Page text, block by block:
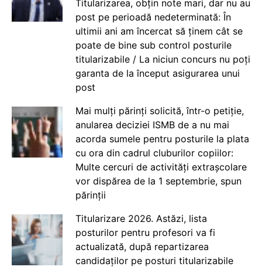
Titularizarea, obțin note mari, dar nu au
post pe perioadă nedeterminată: În
ultimii ani am încercat să ținem cât se
poate de bine sub control posturile
titularizabile / La niciun concurs nu poți
garanta de la început asigurarea unui
post
Mai mulți părinți solicită, într-o petiție,
anularea deciziei ISMB de a nu mai
acorda sumele pentru posturile la plata
cu ora din cadrul cluburilor copiilor:
Multe cercuri de activități extrașcolare
vor dispărea de la 1 septembrie, spun
părinții
Titularizare 2026. Astăzi, lista
posturilor pentru profesori va fi
actualizată, după repartizarea
candidaților pe posturi titularizabile